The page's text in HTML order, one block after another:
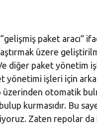
paket aracı”
üzere
diğer paket yönetim
yönetimi işleri için
üzerinden otomatik
kurmasıdır. Bu
Zaten repolar da